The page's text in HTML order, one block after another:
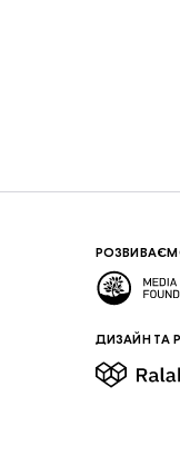
ДИЗАЙН ТА